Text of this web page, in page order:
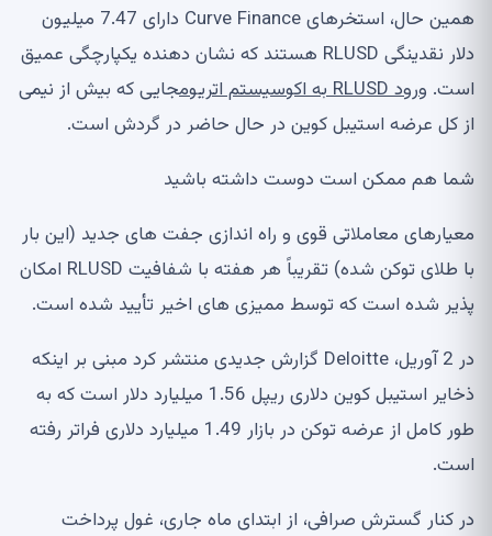
همین حال، استخرهای Curve Finance دارای 7.47 میلیون
دلار نقدینگی RLUSD هستند که نشان دهنده یکپارچگی عمیق
است. ورود RLUSD به اکوسیستم اتریوم
جایی که بیش از نیمی
از کل عرضه استیبل کوین در حال حاضر در گردش است.
شما هم ممکن است دوست داشته باشید
معیارهای معاملاتی قوی و راه اندازی جفت های جدید (این بار
با طلای توکن شده) تقریباً هر هفته با شفافیت RLUSD امکان
پذیر شده است که توسط ممیزی های اخیر تأیید شده است.
در 2 آوریل، Deloitte گزارش جدیدی منتشر کرد مبنی بر اینکه
ذخایر استیبل کوین دلاری ریپل 1.56 میلیارد دلار است که به
طور کامل از عرضه توکن در بازار 1.49 میلیارد دلاری فراتر رفته
است.
در کنار گسترش صرافی، از ابتدای ماه جاری، غول پرداخت